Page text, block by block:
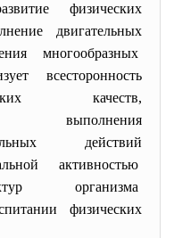
физических
двигательных
многообразных
всесторонность
качеств,
действий
активностью
организма
физических